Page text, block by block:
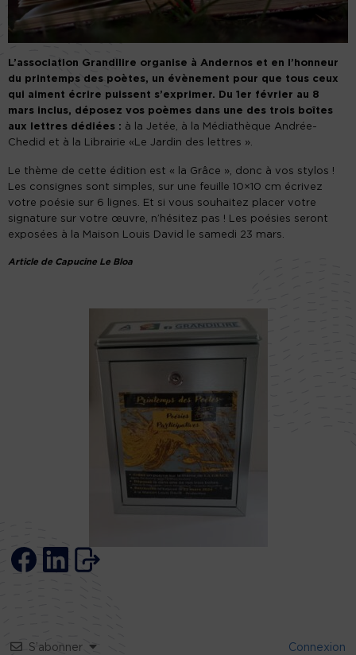
L’association Grandilire organise à Andernos et en l’honneur
du printemps des poètes, un évènement pour que tous ceux
qui aiment écrire puissent s’exprimer. Du 1er février au 8
mars inclus, déposez vos poèmes dans une des trois boîtes
aux lettres dédiées : à la Jetée, à la Médiathèque Andrée-
Chedid et à la Librairie «Le Jardin des lettres ».
Le thème de cette édition est « la Grâce », donc à vos stylos !
Les consignes sont simples, sur une feuille 10×10 cm écrivez
votre poésie sur 6 lignes. Et si vous souhaitez placer votre
signature sur votre œuvre, n’hésitez pas ! Les poésies seront
exposées à la Maison Louis David le samedi 23 mars.
Article de Capucine Le Bloa
S’abonner Connexion